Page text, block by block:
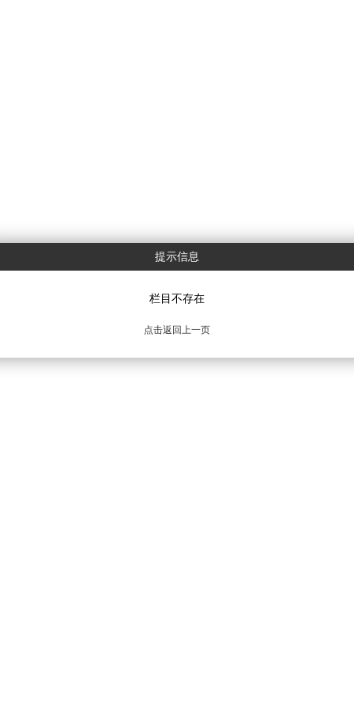
提示信息
栏目不存在
点击返回上一页